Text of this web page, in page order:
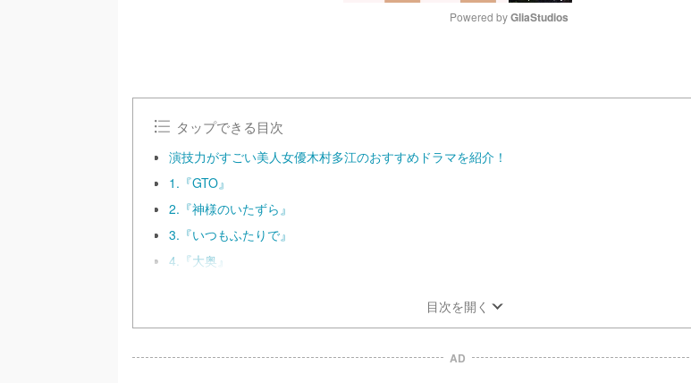
u
Powered by GliaStudios
タップできる目次
演技力がすごい美人女優木村多江のおすすめドラマを紹介！
1.『GTO』
2.『神様のいたずら』
3.『いつもふたりで』
4.『大奥』
目次を開く
AD